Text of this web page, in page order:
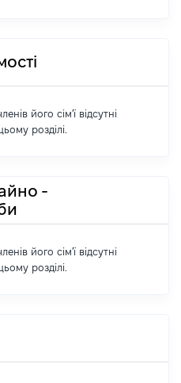
його сім'ї відсутні
розділі.
-
його сім'ї відсутні
розділі.